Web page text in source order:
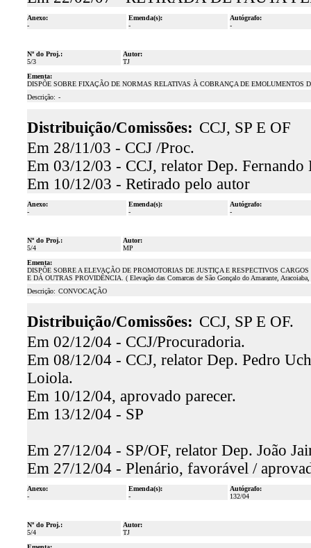
Anexo:
-
Emenda(s):
-
Autógrafo:
-
Nº do Proj.:
5/3
Autor:
TJ
Ementa:
DISPÕE SOBRE FIXAÇÃO DE NORMAS RELATIVAS À COBRANÇA DE EMOLUMENTOS
Descrição: -
Distribuição/Comissões: CCJ, SP E OF
Em 28/11/03 - CCJ /Proc.
Em 03/12/03 - CCJ, relator Dep. Fernando
Em 10/12/03 - Retirado pelo autor
Anexo:
-
Emenda(s):
-
Autógrafo:
-
Nº do Proj.:
5/4
Autor:
MP
Ementa:
DISPÕE SOBRE A ELEVAÇÃO DE PROMOTORIAS DE JUSTIÇA E RESPECTIVOS
E DÁ OUTRAS PROVIDÊNCIA. ( Elevação das Comarcas de São Gonçalo do Amarante,
Descrição: CONVOCAÇÃO
Distribuição/Comissões: CCJ, SP E OF.
Em 02/12/04 - CCJ/Procuradoria.
Em 08/12/04 - CCJ, relator Dep. Pedro
Loiola.
Em 10/12/04, aprovado parecer.
Em 13/12/04 - SP
Em 27/12/04 - SP/OF, relator Dep. João
Em 27/12/04 - Plenário, favorável /
Anexo:
-
Emenda(s):
-
Autógrafo:
132/04
Nº do Proj.:
5/4
Autor:
TJ